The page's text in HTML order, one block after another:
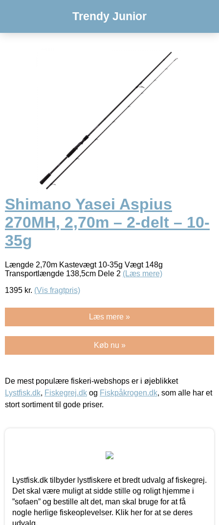
Trendy Junior
Shimano Yasei Aspius
270MH, 2,70m – 2-delt – 10-
35g
Længde 2,70m Kastevægt 10-35g Vægt 148g
Transportlængde 138,5cm Dele 2 (Læs mere)
1395 kr. (Vis fragtpris)
Læs mere »
Køb nu »
De mest populære fiskeri-webshops er i øjeblikket
Lystfisk.dk, Fiskegrej.dk og Fiskpåkrogen.dk, som alle har et
stort sortiment til gode priser.
Lystfisk.dk tilbyder lystfiskere et bredt udvalg af fiskegrej.
Det skal være muligt at sidde stille og roligt hjemme i
”sofaen” og bestille alt det, man skal bruge for at få
nogle herlige fiskeoplevelser. Klik her for at se deres
udvalg.